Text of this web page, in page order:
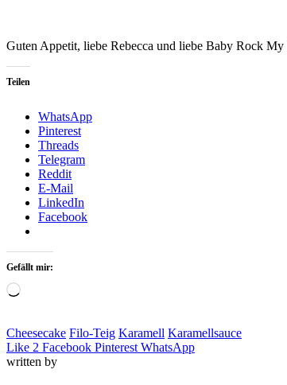
Guten Appetit, liebe Rebecca und liebe Baby Rock
Teilen
WhatsApp
Pinterest
Threads
Telegram
Reddit
E-Mail
LinkedIn
Facebook
Gefällt mir:
Loading…
Cheesecake Filo-Teig Karamell Karamellsauce
Like 2 Facebook Pinterest WhatsApp
written by